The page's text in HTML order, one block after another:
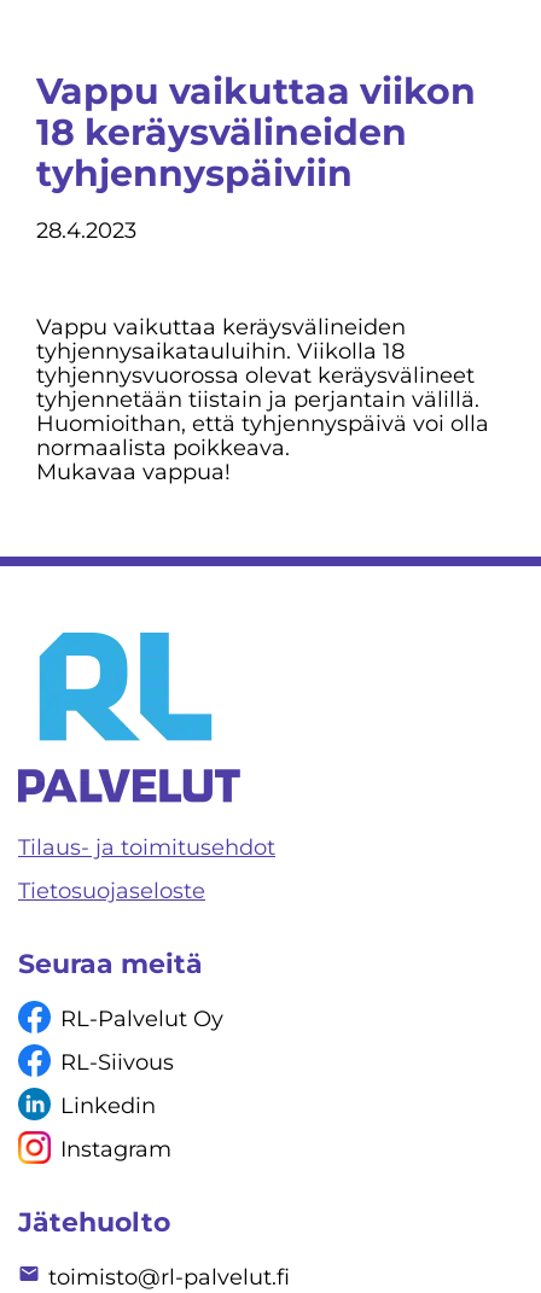
Vappu vaikuttaa viikon
18 keräysvälineiden
tyhjennyspäiviin
28.4.2023
Vappu vaikuttaa keräysvälineiden
tyhjennysaikatauluihin. Viikolla 18
tyhjennysvuorossa olevat keräysvälineet
tyhjennetään tiistain ja perjantain välillä.
Huomioithan, että tyhjennyspäivä voi olla
normaalista poikkeava.
Mukavaa vappua!
Tilaus- ja toimitusehdot
Tietosuojaseloste
Seuraa meitä
RL-Palvelut Oy
RL-Siivous
Linkedin
Instagram
Jätehuolto
toimisto@rl-palvelut.fi